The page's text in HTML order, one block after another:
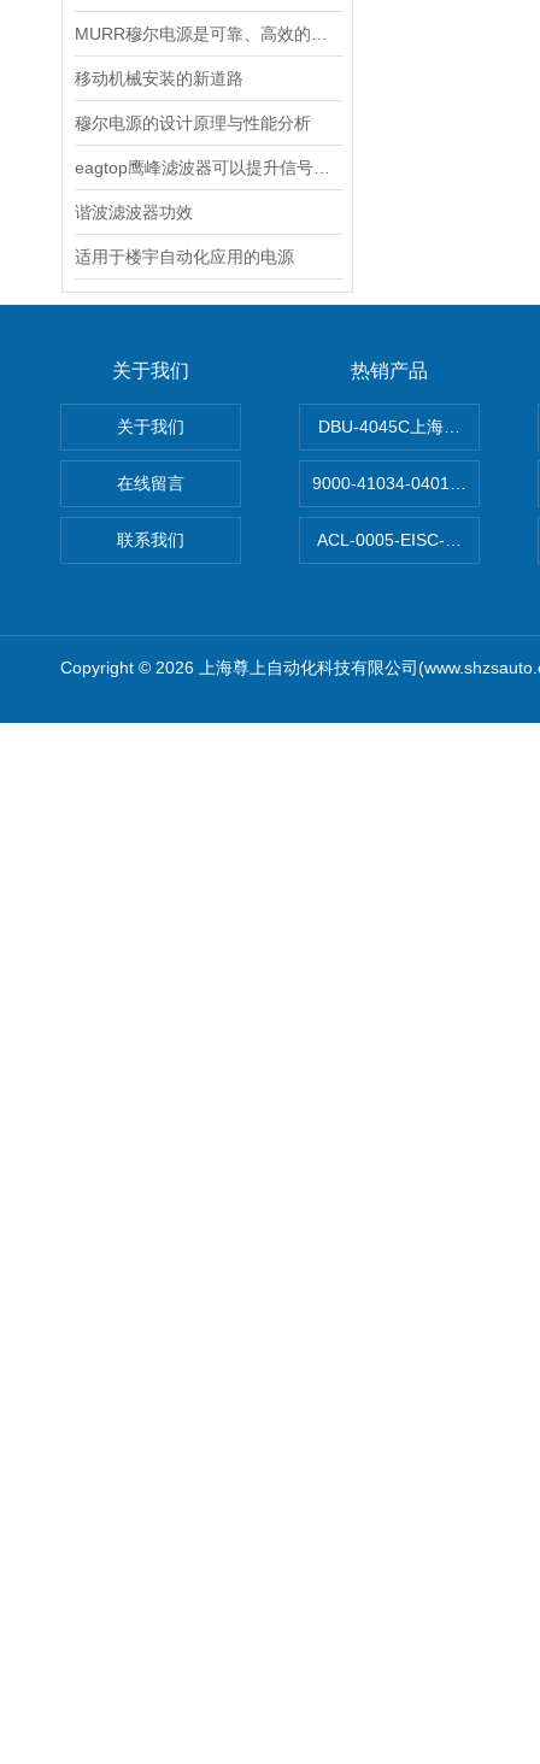
移动机械安装的新道路
穆尔电源的设计原理与性能分析
谐波滤波器功效
适用于楼宇自动化应用的电源
关于我们
关于我们
在线留言
联系我们
热销产品
DBU-4045C上海鹰峰制动单
9000-41034-0401000穆尔
ACL-0005-EISC-E2M8C上海
Copyright © 2026 上海尊上自动化科技有限公司